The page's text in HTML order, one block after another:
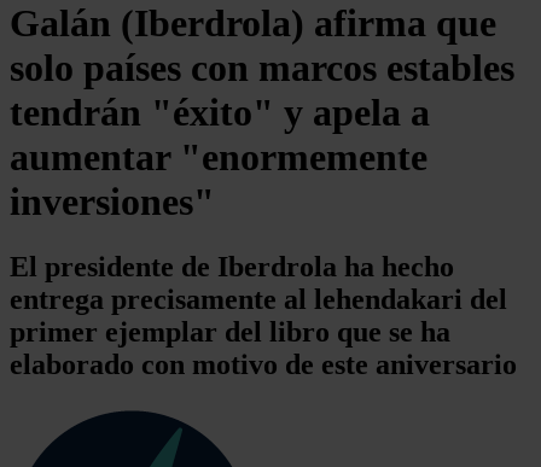
Galán (Iberdrola) afirma que
solo países con marcos estables
tendrán "éxito" y apela a
aumentar "enormemente
inversiones"
El presidente de Iberdrola ha hecho
entrega precisamente al lehendakari del
primer ejemplar del libro que se ha
elaborado con motivo de este aniversario